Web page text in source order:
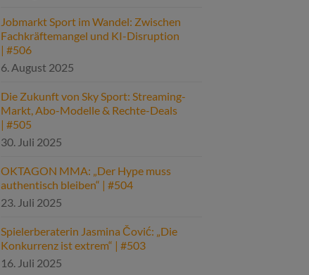
Jobmarkt Sport im Wandel: Zwischen
Fachkräftemangel und KI-Disruption
| #506
6. August 2025
Die Zukunft von Sky Sport: Streaming-
Markt, Abo-Modelle & Rechte-Deals
| #505
30. Juli 2025
OKTAGON MMA: „Der Hype muss
authentisch bleiben“ | #504
23. Juli 2025
Spielerberaterin Jasmina Čović: „Die
Konkurrenz ist extrem“ | #503
16. Juli 2025